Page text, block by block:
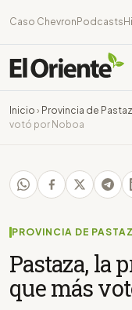
Caso Chevron Podcasts
Inicio › Provincia de
votó por Noboa
PROVINCIA DE
Pastaza, la
que más